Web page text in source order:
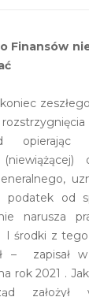
Finansów
rozstrzygnięcia
podatek od
narusza
I środki z
– zapisał w
rok 2021 .
założył